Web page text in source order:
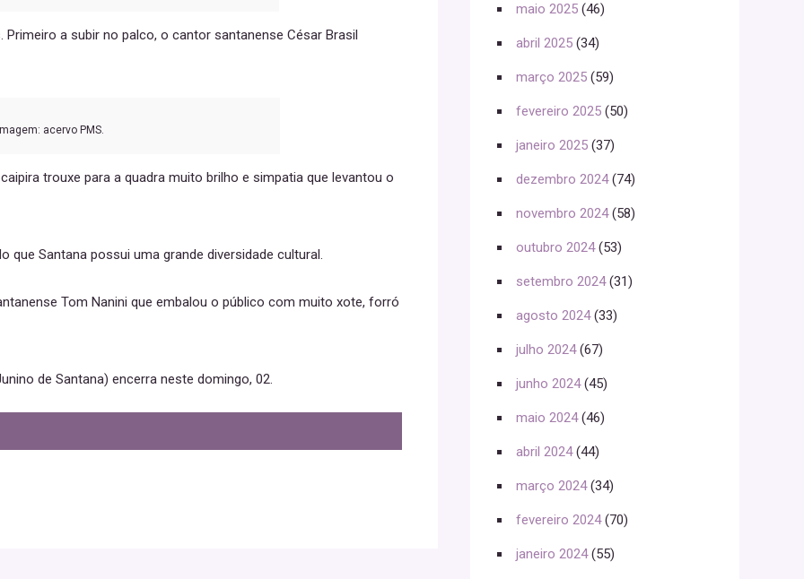
a subir no palco, o cantor santanense César Brasil
Imagem: acervo PMS.
trouxe para a quadra muito brilho e simpatia que levantou o
Santana possui uma grande diversidade cultural.
Tom Nanini que embalou o público com muito xote, forró
de Santana) encerra neste domingo, 02.
maio 2025 (46)
abril 2025 (34)
março 2025 (59)
fevereiro 2025 (50)
janeiro 2025 (37)
dezembro 2024(74)
novembro 2024(58)
outubro 2024(53)
setembro 2024(31)
agosto 2024(33)
julho 2024(67)
junho 2024(45)
maio 2024(46)
abril 2024(44)
março 2024(34)
fevereiro 2024(70)
janeiro 2024(55)